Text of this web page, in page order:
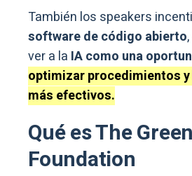
También los speakers
software de código abierto
ver a la IA como una
optimizar procedimientos
más efectivos.
Qué es The
Foundation